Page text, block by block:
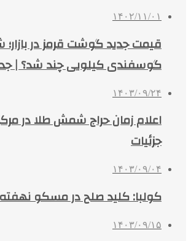
۱۴۰۲/۱۱/۰۱
قیمت جدید گوشت قرمز در
گوسفندی کیلویی چند شد؟ |
۱۴۰۳/۰۹/۲۴
اعلام زمان حراج شمش طلا در
جزئیات
۱۴۰۳/۰۹/۰۴
کولبا: کلید صلح در مسکو
۱۴۰۳/۰۹/۱۵